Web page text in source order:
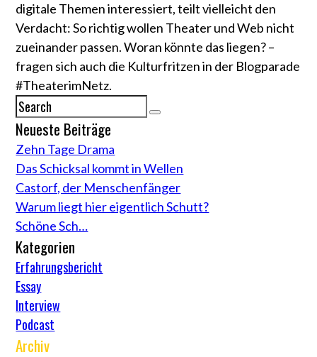
digitale Themen interessiert, teilt vielleicht den
Verdacht: So richtig wollen Theater und Web nicht
zueinander passen. Woran könnte das liegen? –
fragen sich auch die Kulturfritzen in der Blogparade
#TheaterimNetz.
Neueste Beiträge
Zehn Tage Drama
Das Schicksal kommt in Wellen
Castorf, der Menschenfänger
Warum liegt hier eigentlich Schutt?
Schöne Sch…
Kategorien
Erfahrungsbericht
Essay
Interview
Podcast
Archiv